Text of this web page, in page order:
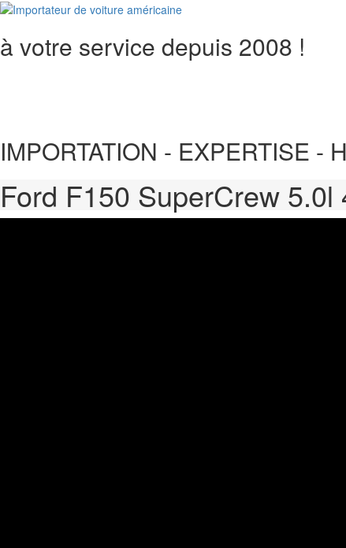
Aller
contenu
à votre service depuis 2008 !
IMPORTATION - EXPERTISE -
Ford F150 SuperCrew